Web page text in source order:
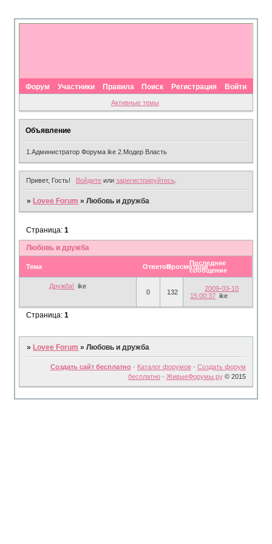
Форум Участники Правила Поиск Регистрация Войти
Активные темы
Объявление
1.Администратор Форума ike 2.Модер Власть
Привет, Гость! Войдитеили зарегистрируйтесь.
»Lovee Forum »Любовь и дружба
Любовь и дружба
Страница:1
Тема ОтветовПросмотровПоследнее
сообщение
Дружба!
ike
0
132
2009-03-10
15:00:37 ike
Страница:1
» Lovee Forum »Любовь и дружба
Создать сайт бесплатно· Каталог форумов· Создать форум
бесплатно· ЖивыеФорумы.ру© 2015